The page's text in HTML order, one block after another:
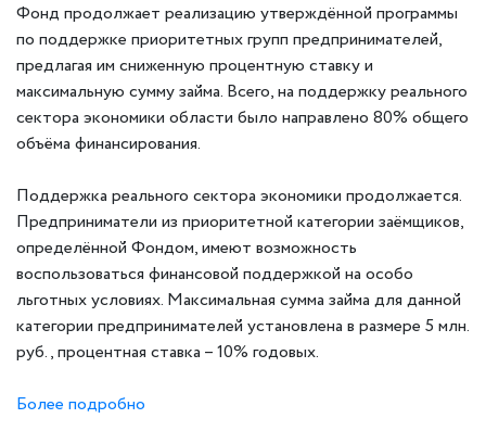
Фонд продолжает реализацию утверждённой программы
по поддержке приоритетных групп предпринимателей,
предлагая им сниженную процентную ставку и
максимальную сумму займа. Всего, на поддержку реального
сектора экономики области было направлено 80% общего
объёма финансирования.
Поддержка реального сектора экономики продолжается.
Предприниматели из приоритетной категории заёмщиков,
определённой Фондом, имеют возможность
воспользоваться финансовой поддержкой на особо
льготных условиях. Максимальная сумма займа для данной
категории предпринимателей установлена в размере 5 млн.
руб., процентная ставка – 10% годовых.
Более подробно